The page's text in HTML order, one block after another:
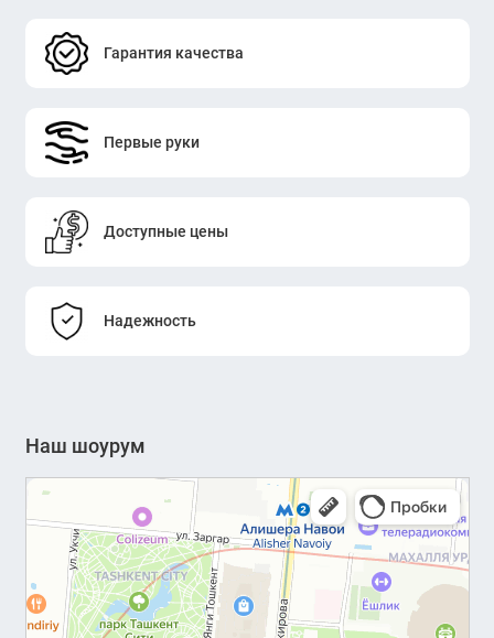
Гарантия качества
Первые руки
Доступные цены
Надежность
Наш шоурум